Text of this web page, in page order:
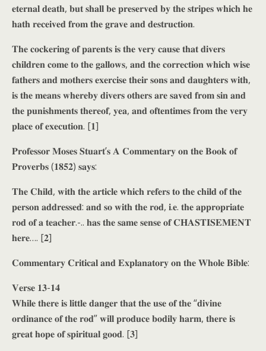
𝐞𝐭𝐞𝐫𝐧𝐚𝐥 𝐝𝐞𝐚𝐭𝐡, 𝐛𝐮𝐭 𝐬𝐡𝐚𝐥𝐥 𝐛𝐞 𝐩𝐫𝐞𝐬𝐞𝐫𝐯𝐞𝐝 𝐛𝐲 𝐭𝐡𝐞 𝐬𝐭𝐫𝐢𝐩𝐞𝐬 𝐰𝐡𝐢𝐜𝐡 𝐡𝐞
𝐡𝐚𝐭𝐡 𝐫𝐞𝐜𝐞𝐢𝐯𝐞𝐝 𝐟𝐫𝐨𝐦 𝐭𝐡𝐞 𝐠𝐫𝐚𝐯𝐞 𝐚𝐧𝐝 𝐝𝐞𝐬𝐭𝐫𝐮𝐜𝐭𝐢𝐨𝐧.
𝐓𝐡𝐞 𝐜𝐨𝐜𝐤𝐞𝐫𝐢𝐧𝐠 𝐨𝐟 𝐩𝐚𝐫𝐞𝐧𝐭𝐬 𝐢𝐬 𝐭𝐡𝐞 𝐯𝐞𝐫𝐲 𝐜𝐚𝐮𝐬𝐞 𝐭𝐡𝐚𝐭 𝐝𝐢𝐯𝐞𝐫𝐬
𝐜𝐡𝐢𝐥𝐝𝐫𝐞𝐧 𝐜𝐨𝐦𝐞 𝐭𝐨 𝐭𝐡𝐞 𝐠𝐚𝐥𝐥𝐨𝐰𝐬, 𝐚𝐧𝐝 𝐭𝐡𝐞 𝐜𝐨𝐫𝐫𝐞𝐜𝐭𝐢𝐨𝐧 𝐰𝐡𝐢𝐜𝐡 𝐰𝐢𝐬𝐞
𝐟𝐚𝐭𝐡𝐞𝐫𝐬 𝐚𝐧𝐝 𝐦𝐨𝐭𝐡𝐞𝐫𝐬 𝐞𝐱𝐞𝐫𝐜𝐢𝐬𝐞 𝐭𝐡𝐞𝐢𝐫 𝐬𝐨𝐧𝐬 𝐚𝐧𝐝 𝐝𝐚𝐮𝐠𝐡𝐭𝐞𝐫𝐬 𝐰𝐢𝐭𝐡,
𝐢𝐬 𝐭𝐡𝐞 𝐦𝐞𝐚𝐧𝐬 𝐰𝐡𝐞𝐫𝐞𝐛𝐲 𝐝𝐢𝐯𝐞𝐫𝐬 𝐨𝐭𝐡𝐞𝐫𝐬 𝐚𝐫𝐞 𝐬𝐚𝐯𝐞𝐝 𝐟𝐫𝐨𝐦 𝐬𝐢𝐧 𝐚𝐧𝐝
𝐭𝐡𝐞 𝐩𝐮𝐧𝐢𝐬𝐡𝐦𝐞𝐧𝐭𝐬 𝐭𝐡𝐞𝐫𝐞𝐨𝐟, 𝐲𝐞𝐚, 𝐚𝐧𝐝 𝐨𝐟𝐭𝐞𝐧𝐭𝐢𝐦𝐞𝐬 𝐟𝐫𝐨𝐦 𝐭𝐡𝐞 𝐯𝐞𝐫𝐲
𝐩𝐥𝐚𝐜𝐞 𝐨𝐟 𝐞𝐱𝐞𝐜𝐮𝐭𝐢𝐨𝐧. [𝟏]
𝐏𝐫𝐨𝐟𝐞𝐬𝐬𝐨𝐫 𝐌𝐨𝐬𝐞𝐬 𝐒𝐭𝐮𝐚𝐫𝐭’𝐬 𝐀 𝐂𝐨𝐦𝐦𝐞𝐧𝐭𝐚𝐫𝐲 𝐨𝐧 𝐭𝐡𝐞 𝐁𝐨𝐨𝐤 𝐨𝐟
𝐏𝐫𝐨𝐯𝐞𝐫𝐛𝐬 (𝟏𝟖𝟓𝟐) 𝐬𝐚𝐲𝐬:
𝐓𝐡𝐞 𝐂𝐡𝐢𝐥𝐝, 𝐰𝐢𝐭𝐡 𝐭𝐡𝐞 𝐚𝐫𝐭𝐢𝐜𝐥𝐞 𝐰𝐡𝐢𝐜𝐡 𝐫𝐞𝐟𝐞𝐫𝐬 𝐭𝐨 𝐭𝐡𝐞 𝐜𝐡𝐢𝐥𝐝 𝐨𝐟 𝐭𝐡𝐞
𝐩𝐞𝐫𝐬𝐨𝐧 𝐚𝐝𝐝𝐫𝐞𝐬𝐬𝐞𝐝: 𝐚𝐧𝐝 𝐬𝐨 𝐰𝐢𝐭𝐡 𝐭𝐡𝐞 𝐫𝐨𝐝, 𝐢.𝐞. 𝐭𝐡𝐞 𝐚𝐩𝐩𝐫𝐨𝐩𝐫𝐢𝐚𝐭𝐞
𝐫𝐨𝐝 𝐨𝐟 𝐚 𝐭𝐞𝐚𝐜𝐡𝐞𝐫.-.. 𝐡𝐚𝐬 𝐭𝐡𝐞 𝐬𝐚𝐦𝐞 𝐬𝐞𝐧𝐬𝐞 𝐨𝐟 𝐂𝐇𝐀𝐒𝐓𝐈𝐒𝐄𝐌𝐄𝐍𝐓
𝐡𝐞𝐫𝐞…. [𝟐]
𝐂𝐨𝐦𝐦𝐞𝐧𝐭𝐚𝐫𝐲 𝐂𝐫𝐢𝐭𝐢𝐜𝐚𝐥 𝐚𝐧𝐝 𝐄𝐱𝐩𝐥𝐚𝐧𝐚𝐭𝐨𝐫𝐲 𝐨𝐧 𝐭𝐡𝐞 𝐖𝐡𝐨𝐥𝐞 𝐁𝐢𝐛𝐥𝐞:
𝐕𝐞𝐫𝐬𝐞 𝟏𝟑-𝟏𝟒
𝐖𝐡𝐢𝐥𝐞 𝐭𝐡𝐞𝐫𝐞 𝐢𝐬 𝐥𝐢𝐭𝐭𝐥𝐞 𝐝𝐚𝐧𝐠𝐞𝐫 𝐭𝐡𝐚𝐭 𝐭𝐡𝐞 𝐮𝐬𝐞 𝐨𝐟 𝐭𝐡𝐞 “𝐝𝐢𝐯𝐢𝐧𝐞
𝐨𝐫𝐝𝐢𝐧𝐚𝐧𝐜𝐞 𝐨𝐟 𝐭𝐡𝐞 𝐫𝐨𝐝” 𝐰𝐢𝐥𝐥 𝐩𝐫𝐨𝐝𝐮𝐜𝐞 𝐛𝐨𝐝𝐢𝐥𝐲 𝐡𝐚𝐫𝐦, 𝐭𝐡𝐞𝐫𝐞 𝐢𝐬
𝐠𝐫𝐞𝐚𝐭 𝐡𝐨𝐩𝐞 𝐨𝐟 𝐬𝐩𝐢𝐫𝐢𝐭𝐮𝐚𝐥 𝐠𝐨𝐨𝐝. [𝟑]